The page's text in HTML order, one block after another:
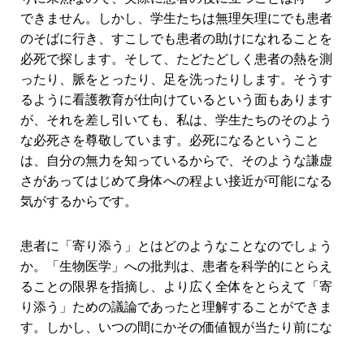
できません。しかし、学生たちは無理矢理にでも患者
のそばに行き、すこしでも患者の助けになれることを
必死で探します。そして、たどたどしく患者の熱を測
ったり、脈をとったり、足を洗ったりします。そうす
るように看護教育が仕向けているという面もあります
が、それを差し引いても、私は、学生たちのそのよう
な必死さを尊敬しています。必死になるということ
は、自分の無力を知っているからで、そのような謙虚
さがあってはじめて身体への程よい接近が可能になる
気がするからです。
患者に「寄り添う」とはどのようなことなのでしょう
か。「生物医学」への批判は、患者を科学的にとらえ
ることの限界を指摘し、より広く全体をとらえて「寄
り添う」ための議論であったと理解することができま
す。しかし、いつの間にかその価値観が当たり前にな